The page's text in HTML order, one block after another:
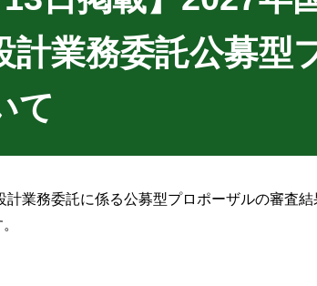
計業務委託公募型
て
業務委託に係る公募型プロポーザルの審査